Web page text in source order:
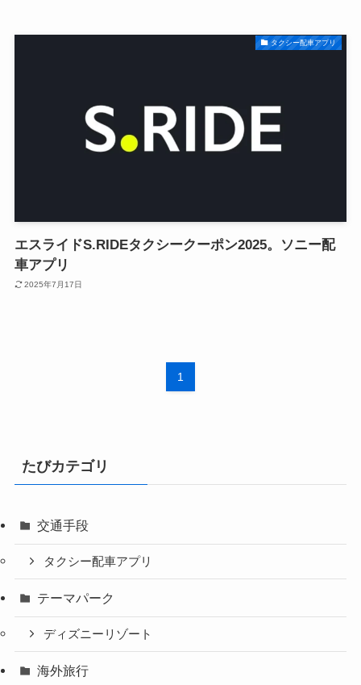
タクシー配車アプリ
エスライドS.RIDEタクシークーポン2025。ソニー配
車アプリ
2025年7月17日
1
たびカテゴリ
交通手段
タクシー配車アプリ
テーマパーク
ディズニーリゾート
海外旅行